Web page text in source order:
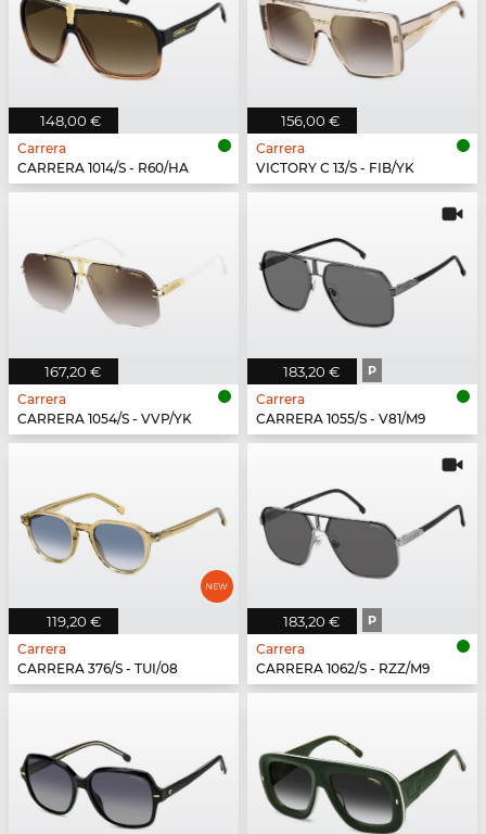
148,00 €
Carrera
CARRERA 1014/S - R60/HA
156,00 €
Carrera
VICTORY C 13/S - FIB/YK
167,20 €
Carrera
CARRERA 1054/S - VVP/YK
183,20 € P
Carrera
CARRERA 1055/S - V81/M9
119,20 €
Carrera
CARRERA 376/S - TUI/08
183,20 € P
Carrera
CARRERA 1062/S - RZZ/M9